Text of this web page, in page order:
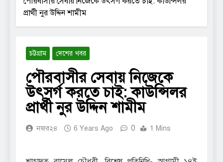
প্রার্থী নুর উদ্দিন শামীম
চট্টগ্রাম দেশের খবর
পৌরবাসীর সেবায় নিজেকে
উৎসর্গ করতে চাই: কাউন্সিলর
প্রার্থী নুর উদ্দিন শামীম
নজর২৪ 6 Years Ago 0 1 Mins